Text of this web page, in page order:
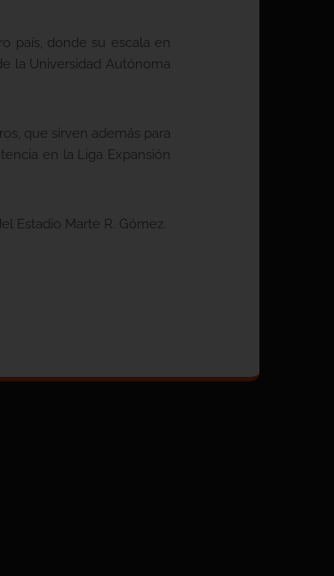
país, donde su escala en
la Universidad Autónoma
que sirven además para
en la Liga Expansión
Estadio Marte R. Gómez.